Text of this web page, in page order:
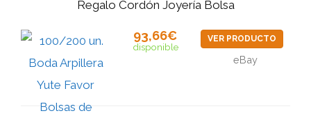
Regalo Cordón Joyería Bolsa
93,66€
disponible
VER PRODUCTO
eBay